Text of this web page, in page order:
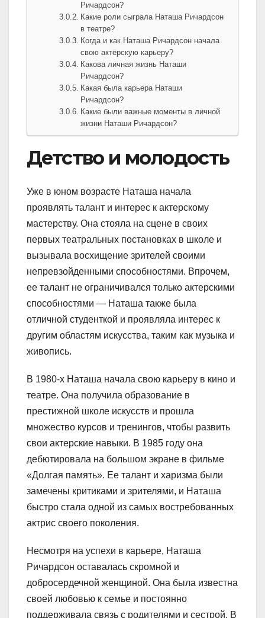
Ричардсон?
Какие роли сыграла Наташа Ричардсон
в театре?
Когда и как Наташа Ричардсон начала
свою актёрскую карьеру?
Какова личная жизнь Наташи
Ричардсон?
Какая была карьера Наташи
Ричардсон?
Какие были важные моменты в личной
жизни Наташи Ричардсон?
Детство и молодость
Уже в юном возрасте Наташа начала
проявлять талант и интерес к актерскому
мастерству. Она стояла на сцене в своих
первых театральных постановках в школе и
вызывала восхищение зрителей своими
непревзойденными способностями. Впрочем,
ее талант не ограничивался только актерскими
способностями — Наташа также была
отличной студенткой и проявляла интерес к
другим областям искусства, таким как музыка и
живопись.
В 1980-х Наташа начала свою карьеру в кино и
театре. Она получила образование в
престижной школе искусств и прошла
множество курсов и тренингов, чтобы развить
свои актерские навыки. В 1985 году она
дебютировала на большом экране в фильме
«Долгая память». Ее талант и харизма были
замечены критиками и зрителями, и Наташа
быстро стала одной из самых востребованных
актрис своего поколения.
Несмотря на успехи в карьере, Наташа
Ричардсон оставалась скромной и
добросердечной женщиной. Она была известна
своей любовью к семье и постоянно
поддерживала связь с родителями и сестрой. В